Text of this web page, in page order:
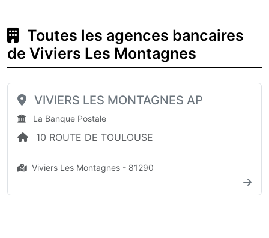
Toutes les agences bancaires
de Viviers Les Montagnes
VIVIERS LES MONTAGNES AP
La Banque Postale
10 ROUTE DE TOULOUSE
Viviers Les Montagnes - 81290